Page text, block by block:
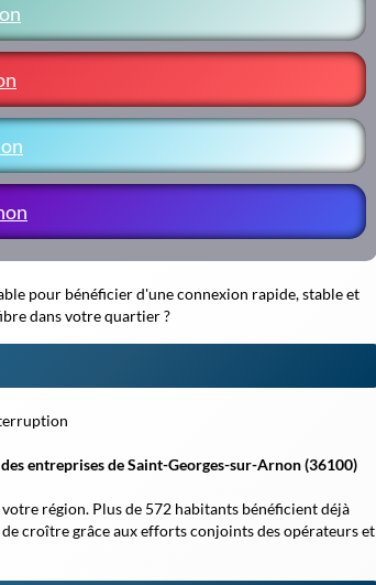
pour bénéficier d'une connexion rapide, stable et
dans votre quartier ?
entreprises de Saint-Georges-sur-Arnon (36100)
région. Plus de 572 habitants bénéficient déjà
croître grâce aux efforts conjoints des opérateurs et